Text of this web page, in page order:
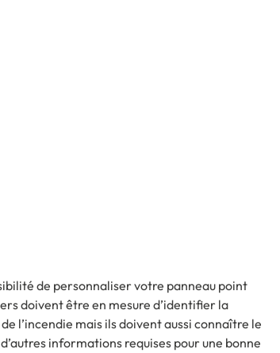
de personnaliser votre panneau point
doivent être en mesure d’identifier la
l’incendie mais ils doivent aussi connaître le
informations requises pour une bonne